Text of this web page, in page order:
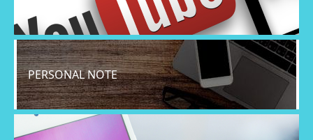
PERSONAL NOTE